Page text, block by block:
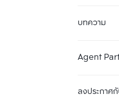
บทความ
Agent
ลงประกาศกั